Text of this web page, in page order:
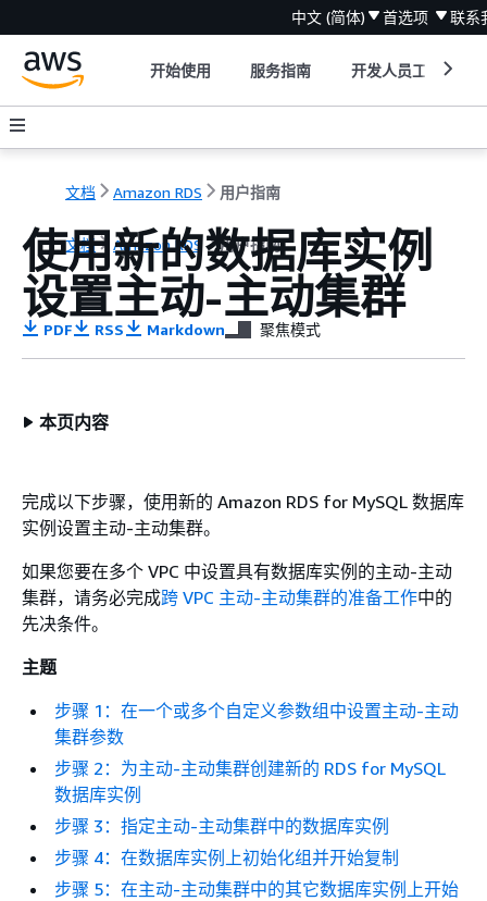
中文 (简体) 首选项 联系
开始使用 服务指南 开发人员工具
文档 Amazon RDS 用户指南
文档 Amazon RDS 用户指南
使用新的数据库实例
设置主动-主动集群
PDF RSS Markdown 聚焦模式
本页内容
完成以下步骤，使用新的 Amazon RDS for MySQL 数据库
实例设置主动-主动集群。
如果您要在多个 VPC 中设置具有数据库实例的主动-主动
集群，请务必完成跨 VPC 主动-主动集群的准备工作中的
先决条件。
主题
步骤 1：在一个或多个自定义参数组中设置主动-主动
集群参数
步骤 2：为主动-主动集群创建新的 RDS for MySQL
数据库实例
步骤 3：指定主动-主动集群中的数据库实例
步骤 4：在数据库实例上初始化组并开始复制
步骤 5：在主动-主动集群中的其它数据库实例上开始